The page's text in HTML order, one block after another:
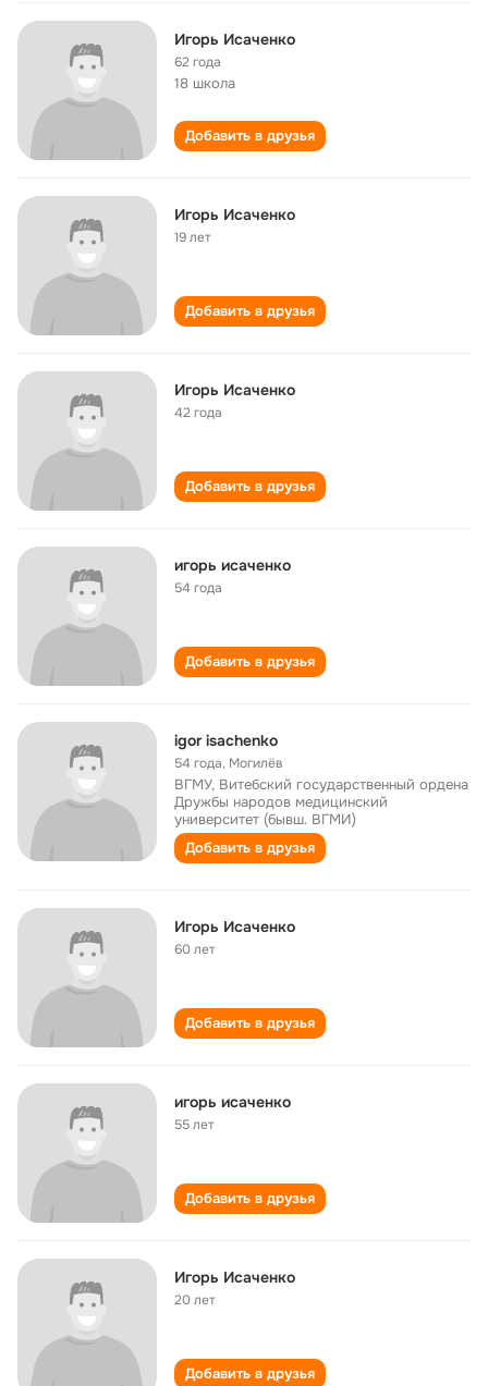
Игорь Исаченко
62 года
18 школа
Добавить в друзья
Игорь Исаченко
19 лет
Добавить в друзья
Игорь Исаченко
42 года
Добавить в друзья
игорь исаченко
54 года
Добавить в друзья
igor isachenko
54 года, Могилёв
ВГМУ, Витебский государственный ордена
Дружбы народов медицинский
университет (бывш. ВГМИ)
Добавить в друзья
Игорь Исаченко
60 лет
Добавить в друзья
игорь исаченко
55 лет
Добавить в друзья
Игорь Исаченко
20 лет
Добавить в друзья